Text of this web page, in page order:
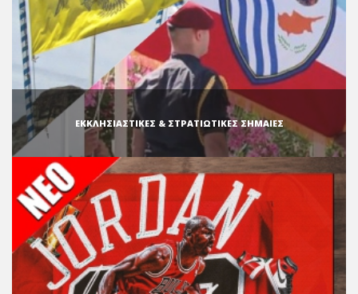
ΕΚΚΛΗΣΙΑΣΤΙΚΕΣ & ΣΤΡΑΤΙΩΤΙΚΕΣ ΣΗΜΑΙΕΣ